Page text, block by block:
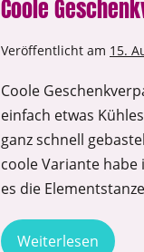
Coole
Veröffentlicht am 15.
Coole
einfach etwas
ganz schnell
coole Variante habe
es die
Weiterlesen